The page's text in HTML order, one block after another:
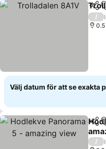
Dela
/
Välj datum för att se exakta
Dela
/